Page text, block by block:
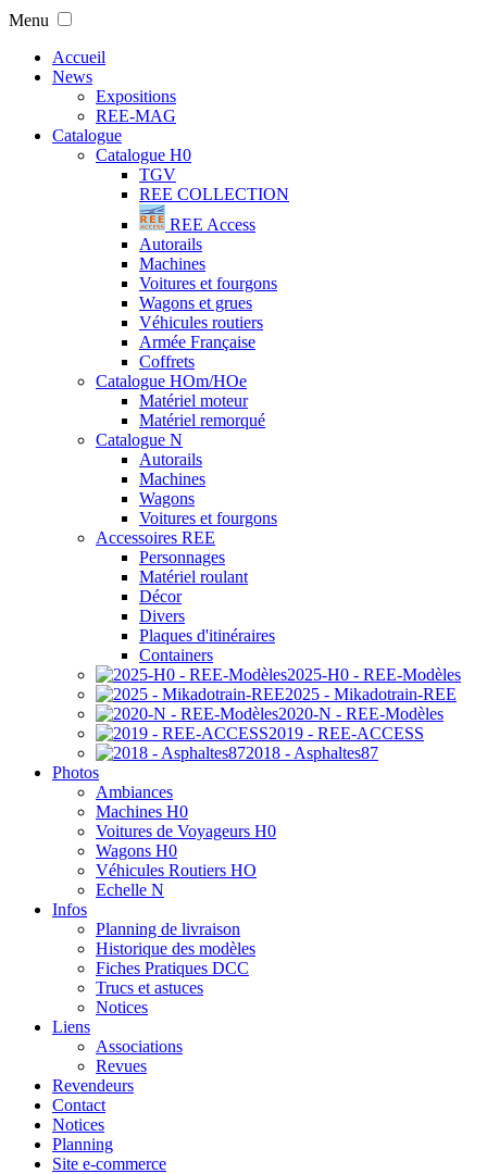
Menu
Accueil
News
Expositions
REE-MAG
Catalogue
Catalogue H0
TGV
REE COLLECTION
REE Access
Autorails
Machines
Voitures et fourgons
Wagons et grues
Véhicules routiers
Armée Française
Coffrets
Catalogue HOm/HOe
Matériel moteur
Matériel remorqué
Catalogue N
Autorails
Machines
Wagons
Voitures et fourgons
Accessoires REE
Personnages
Matériel roulant
Décor
Divers
Plaques d'itinéraires
Containers
2025-H0 - REE-Modèles
2025 - Mikadotrain-REE
2020-N - REE-Modèles
2019 - REE-ACCESS
2018 - Asphaltes87
Photos
Ambiances
Machines H0
Voitures de Voyageurs H0
Wagons H0
Véhicules Routiers HO
Echelle N
Infos
Planning de livraison
Historique des modèles
Fiches Pratiques DCC
Trucs et astuces
Notices
Liens
Associations
Revues
Revendeurs
Contact
Notices
Planning
Site e-commerce